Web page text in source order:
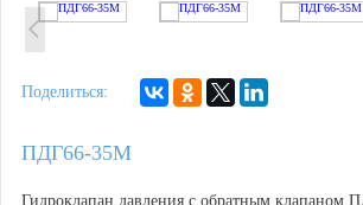
Поделиться:
ПДГ66-35М
Гидроклапан давления с обратным клапаном